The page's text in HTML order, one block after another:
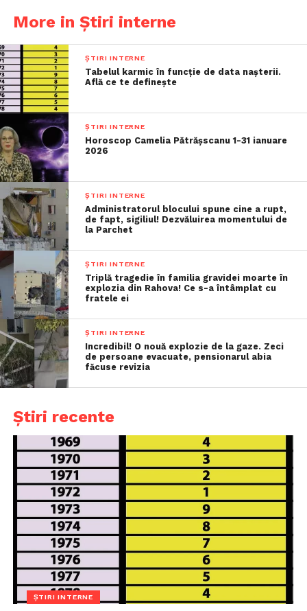
More in Știri interne
ȘTIRI INTERNE
Tabelul karmic în funcție de data nașterii.
Află ce te definește
ȘTIRI INTERNE
Horoscop Camelia Pătrășscanu 1-31 ianuare
2026
ȘTIRI INTERNE
Administratorul blocului spune cine a rupt,
de fapt, sigiliul! Dezvăluirea momentului de
la Parchet
ȘTIRI INTERNE
Triplă tragedie în familia gravidei moarte în
explozia din Rahova! Ce s-a întâmplat cu
fratele ei
ȘTIRI INTERNE
Incredibil! O nouă explozie de la gaze. Zeci
de persoane evacuate, pensionarul abia
făcuse revizia
Știri recente
ȘTIRI INTERNE